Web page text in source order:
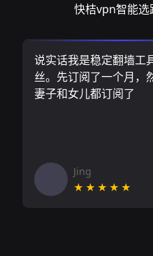
快桔vpn智能选
说实话我是稳定翻墙工
丝。先订阅了一个月，
妻子和女儿都订阅了
Jing
★★★★★